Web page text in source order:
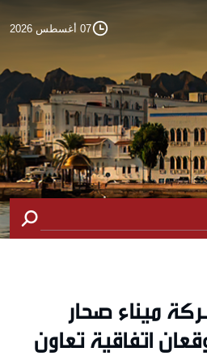
07 أغسطس 2026
ميناء صحار
اتفاقية تعاون